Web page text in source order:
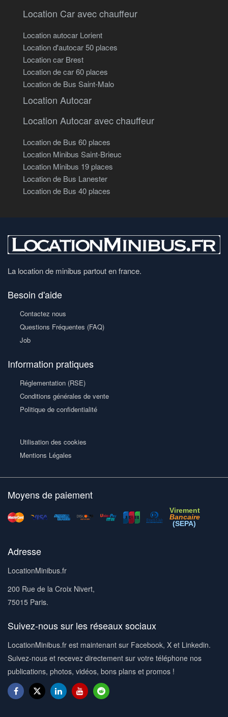
Location Car avec chauffeur
Location autocar Lorient
Location d'autocar 50 places
Location car Brest
Location de car 60 places
Location de Bus Saint-Malo
Location Autocar
Location Autocar avec chauffeur
Location de Bus 60 places
Location Minibus Saint-Brieuc
Location Minibus 19 places
Location de Bus Lanester
Location de Bus 40 places
La location de minibus partout en france.
Besoin d'aide
Contactez nous
Questions Fréquentes (FAQ)
Job
Information pratiques
Réglementation (RSE)
Conditions générales de vente
Politique de confidentialité
Utilisation des cookies
Mentions Légales
Moyens de paiement
Virement
Bancaire
(SEPA)
Adresse
LocationMinibus.fr
200 Rue de la Croix Nivert,
75015 Paris.
Suivez-nous sur les réseaux sociaux
LocationMinibus.fr est maintenant sur Facebook, X et Linkedin.
Suivez-nous et recevez directement sur votre téléphone nos
publications, photos, vidéos, bons plans et promos !